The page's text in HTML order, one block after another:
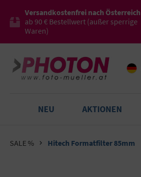
Versandkostenfrei nach Österreich
ab 90 € Bestellwert (außer sperrige
Waren)
NEU AKTIONEN
SALE % Hitech Formatfilter 85mm